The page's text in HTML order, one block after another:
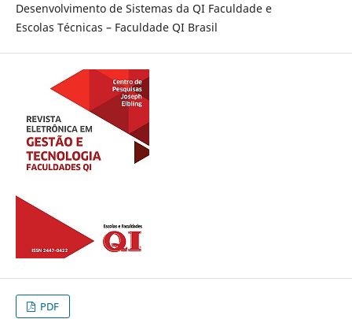
Desenvolvimento de Sistemas da QI Faculdade e
Escolas Técnicas – Faculdade QI Brasil
PDF